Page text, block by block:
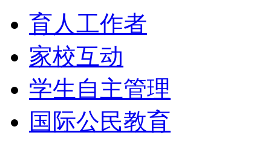
育人工作者
家校互动
学生自主管理
国际公民教育